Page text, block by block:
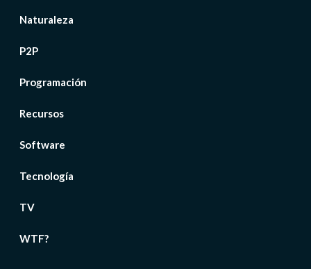
Naturaleza
P2P
Programación
Recursos
Software
Tecnología
TV
WTF?